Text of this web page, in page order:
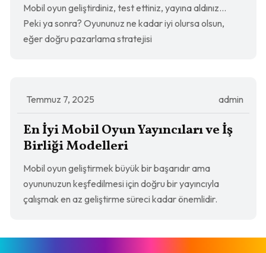
Mobil oyun geliştirdiniz, test ettiniz, yayına aldınız…
Peki ya sonra? Oyununuz ne kadar iyi olursa olsun,
eğer doğru pazarlama stratejisi
Temmuz 7, 2025 admin
En İyi Mobil Oyun Yayıncıları ve İş
Birliği Modelleri
Mobil oyun geliştirmek büyük bir başarıdır ama
oyununuzun keşfedilmesi için doğru bir yayıncıyla
çalışmak en az geliştirme süreci kadar önemlidir.